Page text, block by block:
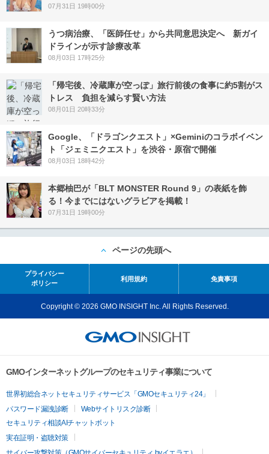
07月31日 19時00分
うつ病治療、「医師任せ」から共同意思決定へ 新ガイ
ドラインが示す診療改革
08月03日 17時25分
「帰宅後、冷蔵庫が空っぽ」旅行前後の食事に約5割がス
トレス 負担を減らす賢い方法
08月01日 20時33分
Google、「ドラゴンクエスト」×Geminiのコラボイベン
ト「ジェミニクエスト」を渋谷・原宿で開催
08月03日 18時42分
本郷柚巴が「BLT MONSTER Round 9」の表紙を飾
る！今までにはないグラビアを掲載！
07月31日 19時00分
ページの先頭へ
プライバシー
ポリシー
利用規約 免責事項
Copyright © 2026 GMO INSIGHT Inc. All Rights Reserved.
GMOインターネットグループのセキュリティ事業について
世界初総合ネットセキュリティサービス「GMOセキュリティ24」
パスワード漏洩診断
Webサイトリスク診断
セキュリティ相談AIチャットボット
実在証明・盗聴対策